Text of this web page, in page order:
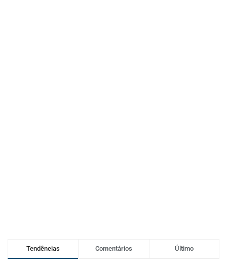
Tendências Comentários Último